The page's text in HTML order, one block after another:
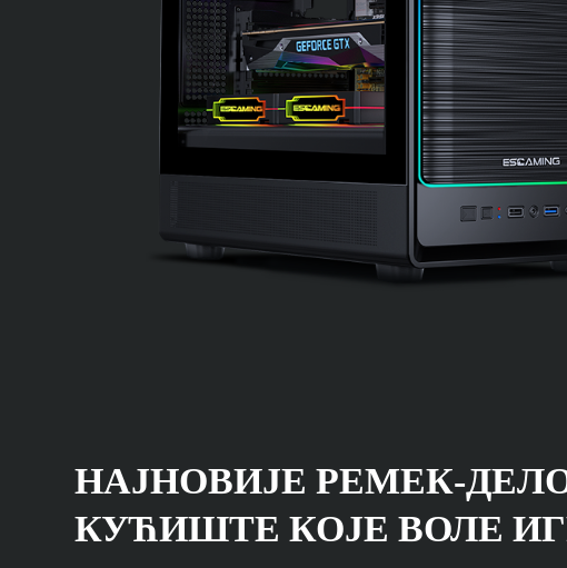
НАЈНОВИЈЕ РЕМЕК-
КУЋИШТЕ КОЈЕ ВОЛЕ